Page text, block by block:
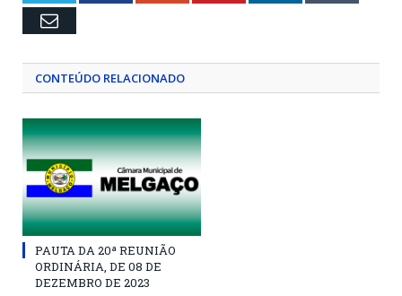
Email
CONTEÚDO RELACIONADO
PAUTA DA 20ª REUNIÃO
ORDINÁRIA, DE 08 DE
DEZEMBRO DE 2023